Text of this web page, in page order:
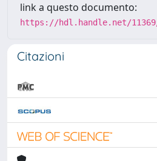
link a questo documento:
https://hdl.handle.net/
Citazioni